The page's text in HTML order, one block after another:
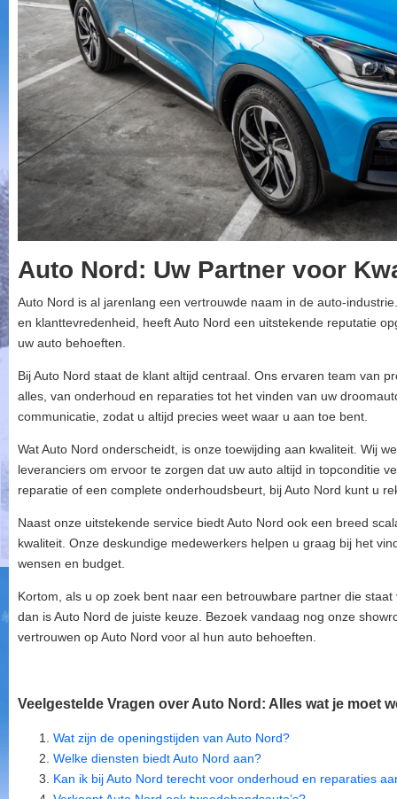
Auto Nord: Uw Partner voor
Auto Nord is al jarenlang een vertrouwde naam in de auto-
en klanttevredenheid, heeft Auto Nord een uitstekende reputatie
uw auto behoeften.
Bij Auto Nord staat de klant altijd centraal. Ons ervaren team van
alles, van onderhoud en reparaties tot het vinden van uw
communicatie, zodat u altijd precies weet waar u aan toe bent.
Wat Auto Nord onderscheidt, is onze toewijding aan kwaliteit. Wij
leveranciers om ervoor te zorgen dat uw auto altijd in topconditie
reparatie of een complete onderhoudsbeurt, bij Auto Nord kunt u
Naast onze uitstekende service biedt Auto Nord ook een breed
kwaliteit. Onze deskundige medewerkers helpen u graag bij het
wensen en budget.
Kortom, als u op zoek bent naar een betrouwbare partner die
dan is Auto Nord de juiste keuze. Bezoek vandaag nog onze
vertrouwen op Auto Nord voor al hun auto behoeften.
Veelgestelde Vragen over Auto Nord: Alles wat je moet
Wat zijn de openingstijden van Auto Nord?
Welke diensten biedt Auto Nord aan?
Kan ik bij Auto Nord terecht voor onderhoud en reparaties